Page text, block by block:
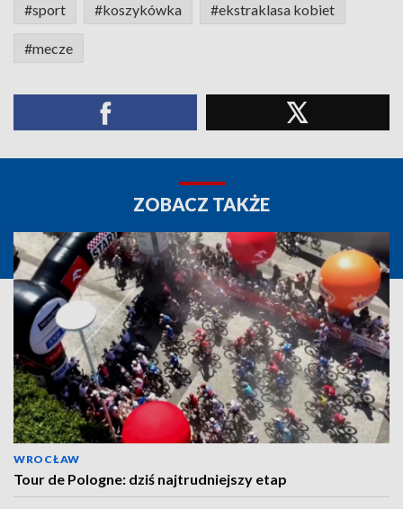
#sport #koszykówka #ekstraklasa kobiet
#mecze
ZOBACZ TAKŻE
WROCŁAW
Tour de Pologne: dziś najtrudniejszy etap